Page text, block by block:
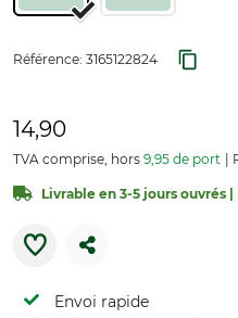
Référence: 3165122824
14,90
TVA comprise, hors 9,95 de port
Livrable en 3-5 jours ouvrés
Envoi rapide